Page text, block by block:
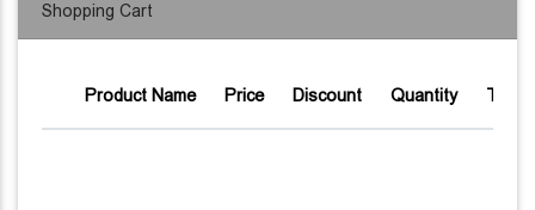
Shopping Cart
Product Name Price Discount Quantity Total